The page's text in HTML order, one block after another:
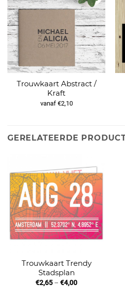
Trouwkaart Abstract /
Kraft
vanaf €2,10
GERELATEERDE
Trouwkaart Trendy
Stadsplan
€2,65 – €4,00